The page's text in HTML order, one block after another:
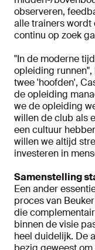
observeren,
alle trainers wordt
continu op zoek
"In de moderne
opleiding
twee 'hoofden',
de opleiding
we de opleiding
willen de club als
een cultuur
willen we altijd
investeren in
Samenstelling
Een ander
proces van
die
binnen de visie
heel duidelijk. De